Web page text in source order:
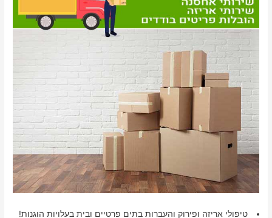
טיפולי אריזה ופירוק והעברות בתים פרטיים ובית בעלויות הוגנות!